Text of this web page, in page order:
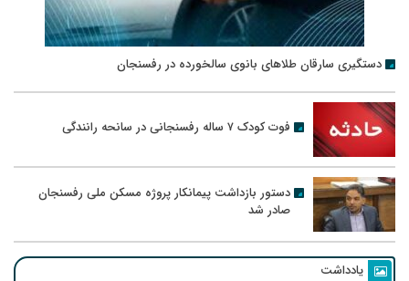
دستگیری سارقان طلاهای بانوی سالخورده در رفسنجان
فوت کودک ۷ ساله رفسنجانی در سانحه رانندگی
دستور بازداشت پیمانکار پروژه مسکن ملی رفسنجان
صادر شد
یادداشت